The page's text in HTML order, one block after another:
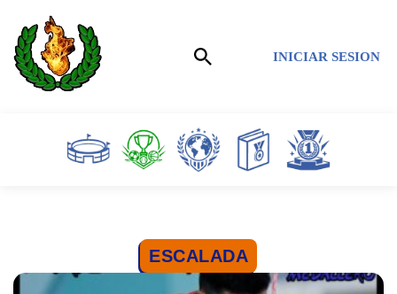
Saltar
al
contenido
INICIAR SESION
ESCALADA